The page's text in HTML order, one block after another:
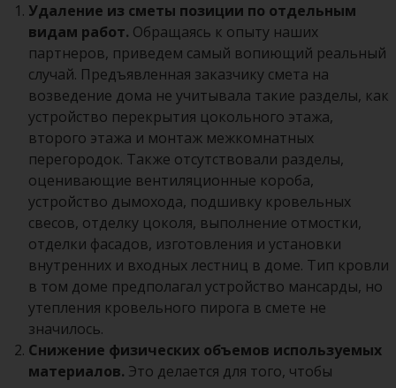
Удаление из сметы позиции по отдельным
видам работ. Обращаясь к опыту наших
партнеров, приведем самый вопиющий реальный
случай. Предъявленная заказчику смета на
возведение дома не учитывала такие разделы, как
устройство перекрытия цокольного этажа,
второго этажа и монтаж межкомнатных
перегородок. Также отсутствовали разделы,
оценивающие вентиляционные короба,
устройство дымохода, подшивку кровельных
свесов, отделку цоколя, выполнение отмостки,
отделки фасадов, изготовления и установки
внутренних и входных лестниц в доме. Тип кровли
в том доме предполагал устройство мансарды, но
утепления кровельного пирога в смете не
значилось.
Снижение физических объемов используемых
материалов. Это делается для того, чтобы